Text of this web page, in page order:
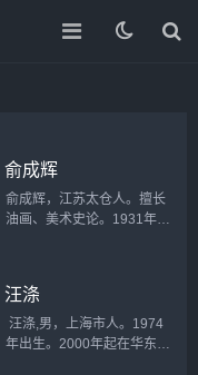
俞成辉
俞成辉，江苏太仓人。擅长
油画、美术史论。1931年毕
东艺专教授、系主任，南京
艺术学院美术系教授。作品
有《庭园雪景》、《水
汪涤
汪涤,男，上海市人。1974
年出生。2000年起在华东师